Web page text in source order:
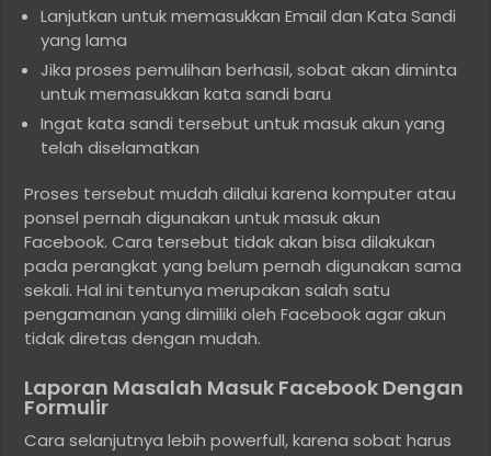
Lanjutkan untuk memasukkan Email dan Kata Sandi
yang lama
Jika proses pemulihan berhasil, sobat akan diminta
untuk memasukkan kata sandi baru
Ingat kata sandi tersebut untuk masuk akun yang
telah diselamatkan
Proses tersebut mudah dilalui karena komputer atau
ponsel pernah digunakan untuk masuk akun
Facebook. Cara tersebut tidak akan bisa dilakukan
pada perangkat yang belum pernah digunakan sama
sekali. Hal ini tentunya merupakan salah satu
pengamanan yang dimiliki oleh Facebook agar akun
tidak diretas dengan mudah.
Laporan Masalah Masuk Facebook Dengan
Formulir
Cara selanjutnya lebih powerfull, karena sobat harus